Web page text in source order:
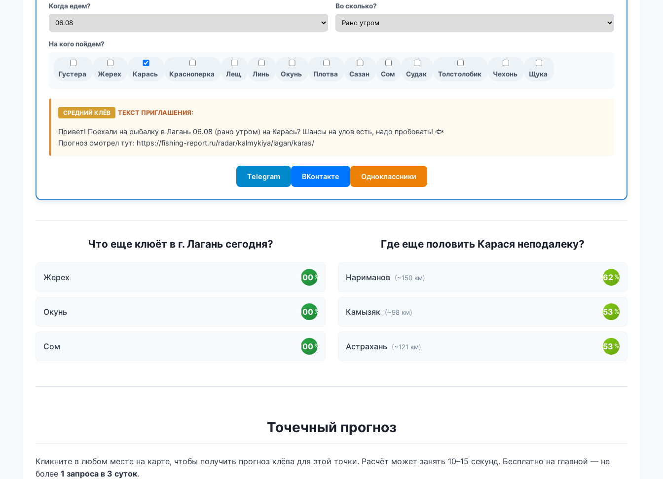
Когда едем? Во сколько?
На кого пойдем?
Густера Жерех Карась Красноперка Лещ Линь Окунь Плотва Сазан Сом Судак Толстолобик Чехонь Щука
СРЕДНИЙ КЛЁВ ТЕКСТ ПРИГЛАШЕНИЯ:
Привет! Поехали на рыбалку в Лагань 06.08 (рано утром) на Карась? Шансы на улов есть, надо пробовать! 🐟
Прогноз смотрел тут: https://fishing-report.ru/radar/kalmykiya/lagan/karas/
Telegram ВКонтакте Одноклассники
Что еще клюёт в г. Лагань сегодня?
Жерех 100 %
Окунь 100 %
Сом 100 %
Где еще половить Карася неподалеку?
Нариманов (~150 км) 62 %
Камызяк (~98 км) 53 %
Астрахань (~121 км) 53 %
Точечный прогноз
Кликните в любом месте на карте, чтобы получить прогноз клёва для этой точки. Расчёт может занять 10–15 секунд. Бесплатно на главной — не
более 1 запроса в 3 суток.